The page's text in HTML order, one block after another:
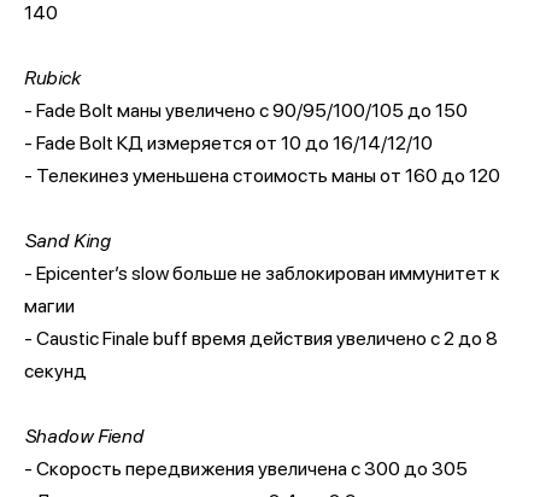
140
Rubick
- Fade Bolt маны увеличено с 90/95/100/105 до 150
- Fade Bolt КД измеряется от 10 до 16/14/12/10
- Телекинез уменьшена стоимость маны от 160 до 120
Sand King
- Epicenter’s slow больше не заблокирован иммунитет к
магии
- Caustic Finale buff время действия увеличено с 2 до 8
секунд
Shadow Fiend
- Скорость передвижения увеличена с 300 до 305